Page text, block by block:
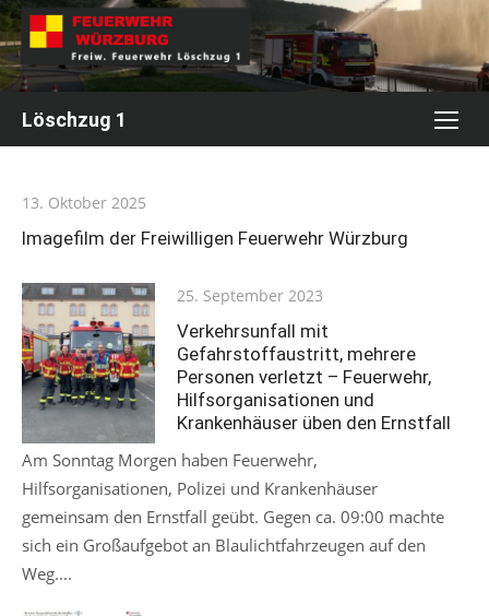
Skip
to
content
Löschzug 1
Posted
on
13. Oktober 2025
Imagefilm der Freiwilligen Feuerwehr Würzburg
Posted
on
25. September 2023
Verkehrsunfall mit
Gefahrstoffaustritt, mehrere
Personen verletzt – Feuerwehr,
Hilfsorganisationen und
Krankenhäuser üben den Ernstfall
Am Sonntag Morgen haben Feuerwehr,
Hilfsorganisationen, Polizei und Krankenhäuser
gemeinsam den Ernstfall geübt. Gegen ca. 09:00 machte
sich ein Großaufgebot an Blaulichtfahrzeugen auf den
Weg....